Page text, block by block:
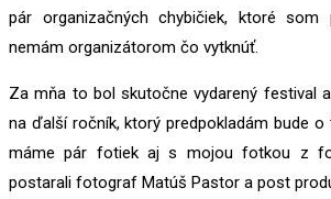
pár organizačných chybičiek, ktoré som
nemám organizátorom čo vytknúť.
Za mňa to bol skutočne vydarený festival
na ďalší ročník, ktorý predpokladám bude
máme pár fotiek aj s mojou fotkou z
postarali fotograf Matúš Pastor a post